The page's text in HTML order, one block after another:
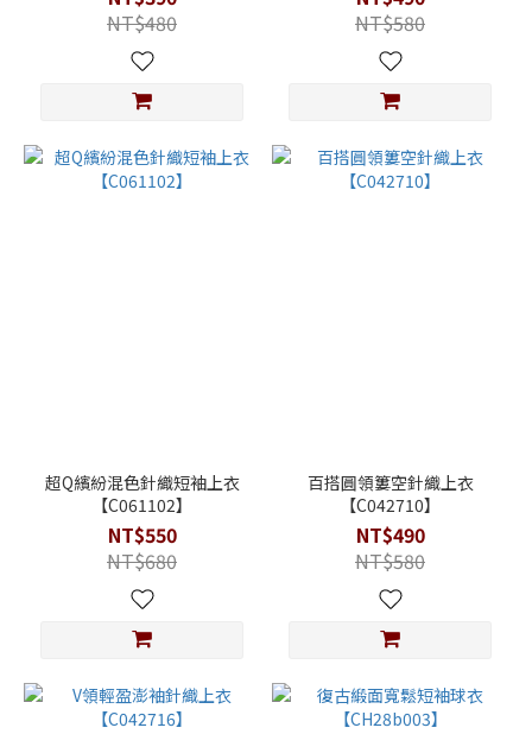
NT$480
NT$580
超Q繽紛混色針織短袖上衣
【C061102】
NT$550
NT$680
百搭圓領簍空針織上衣
【C042710】
NT$490
NT$580